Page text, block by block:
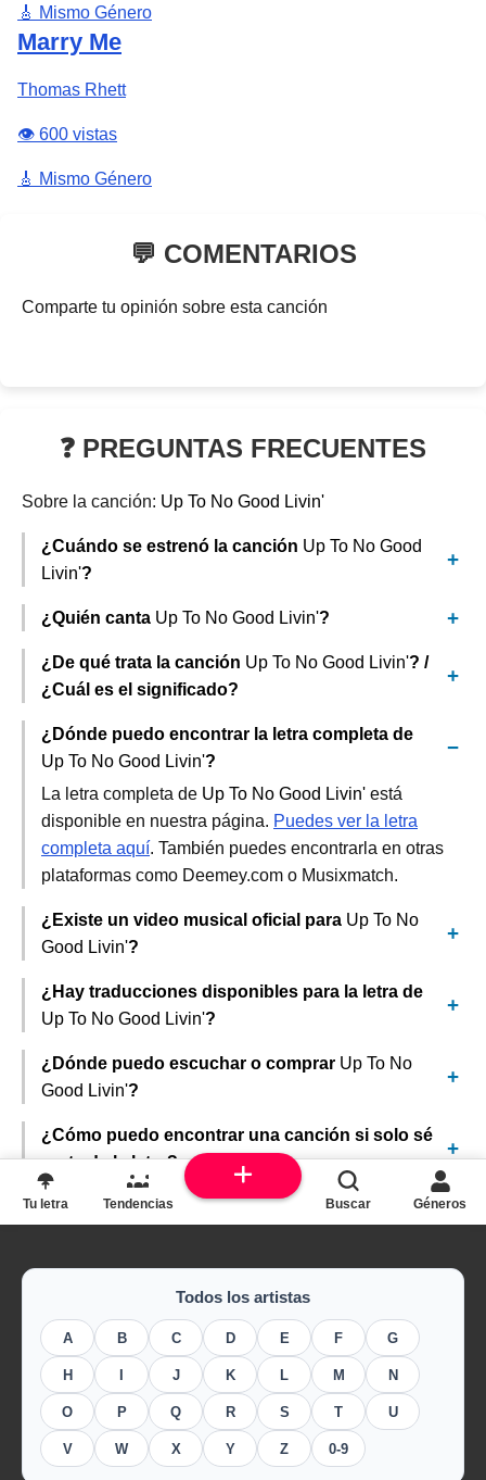
🎸 Mismo Género
Marry Me
Thomas Rhett
👁️ 600 vistas
🎸 Mismo Género
💬 COMENTARIOS
Comparte tu opinión sobre esta canción
❓ PREGUNTAS FRECUENTES
Sobre la canción: Up To No Good Livin'
¿Cuándo se estrenó la canción Up To No Good
Livin'?
¿Quién canta Up To No Good Livin'?
¿De qué trata la canción Up To No Good Livin'? /
¿Cuál es el significado?
¿Dónde puedo encontrar la letra completa de
Up To No Good Livin'?
La letra completa de Up To No Good Livin' está
disponible en nuestra página. Puedes ver la letra
completa aquí. También puedes encontrarla en otras
plataformas como Deemey.com o Musixmatch.
¿Existe un video musical oficial para Up To No
Good Livin'?
¿Hay traducciones disponibles para la letra de
Up To No Good Livin'?
¿Dónde puedo escuchar o comprar Up To No
Good Livin'?
¿Cómo puedo encontrar una canción si solo sé
parte de la letra?
Todos los artistas
A B C D E F G
H J K L M N
O P Q R S T U
V W X Y Z 0-9
Tu letra Tendencias Buscar Géneros